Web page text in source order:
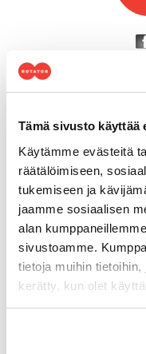
Tämä sivusto käyttää
Käytämme evästeitä
räätälöimiseen,
tukemiseen ja
jaamme sosiaalisen
alan
sivustoamme.
tietoja muihin
kerätty, kun olet
p.
p.